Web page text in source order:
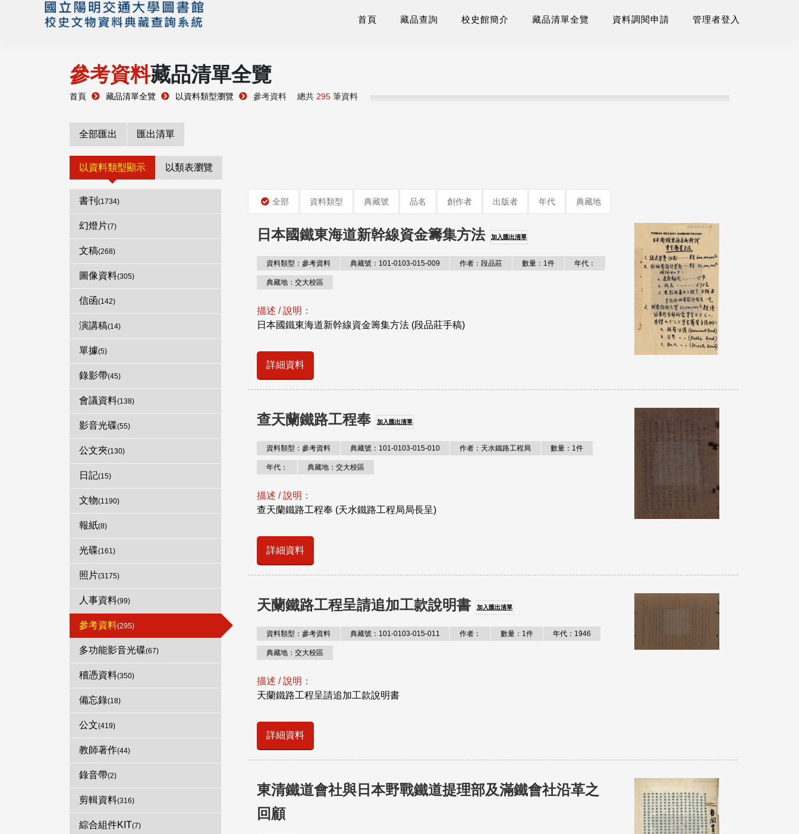
首頁 藏品查詢 校史館簡介 藏品清單全覽 資料調閱申請 管理者登入
參考資料藏品清單全覽
首頁 藏品清單全覽 以資料類型瀏覽 參考資料 總共 295 筆資料
全部匯出 匯出清單
以資料類型顯示 以類表瀏覽
書刊 (1734)
幻燈片(7)
文稿(268)
圖像資料(305)
信函(142)
演講稿(14)
單據(5)
錄影帶(45)
會議資料(138)
影音光碟(55)
公文夾(130)
日記(15)
文物(1190)
報紙(8)
光碟(161)
照片(3175)
人事資料(99)
參考資料(295)
多功能影音光碟(67)
稽憑資料(350)
備忘錄(18)
公文(419)
教師著作(44)
錄音帶(2)
剪輯資料(316)
綜合組件KIT(7)
全部 資料類型 典藏號 品名 創作者 出版者 年代 典藏地
日本國鐵東海道新幹線資金籌集方法 加入匯出清單
資料類型：參考資料 典藏號：101-0103-015-009 作者：段品莊 數量：1件 年代：
典藏地：交大校區
描述 / 說明：
日本國鐵東海道新幹線資金籌集方法 (段品莊手稿)
詳細資料
查天蘭鐵路工程奉 加入匯出清單
資料類型：參考資料 典藏號：101-0103-015-010 作者：天水鐵路工程局 數量：1件
年代： 典藏地：交大校區
描述 / 說明：
查天蘭鐵路工程奉 (天水鐵路工程局局長呈)
詳細資料
天蘭鐵路工程呈請追加工款說明書 加入匯出清單
資料類型：參考資料 典藏號：101-0103-015-011 作者： 數量：1件 年代：1946
典藏地：交大校區
描述 / 說明：
天蘭鐵路工程呈請追加工款說明書
詳細資料
東清鐵道會社與日本野戰鐵道提理部及滿鐵會社沿革之
回顧